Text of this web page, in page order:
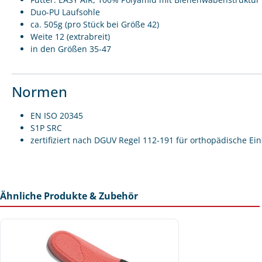
Duo-PU Laufsohle
ca. 505g (pro Stück bei Größe 42)
Weite 12 (extrabreit)
in den Größen 35-47
Normen
EN ISO 20345
S1P SRC
zertifiziert nach DGUV Regel 112-191 für orthopädische
Ähnliche Produkte & Zubehör
Produktgalerie überspringen